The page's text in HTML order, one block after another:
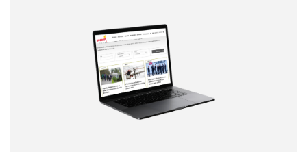
Correo electrónico
Tipo de comentario